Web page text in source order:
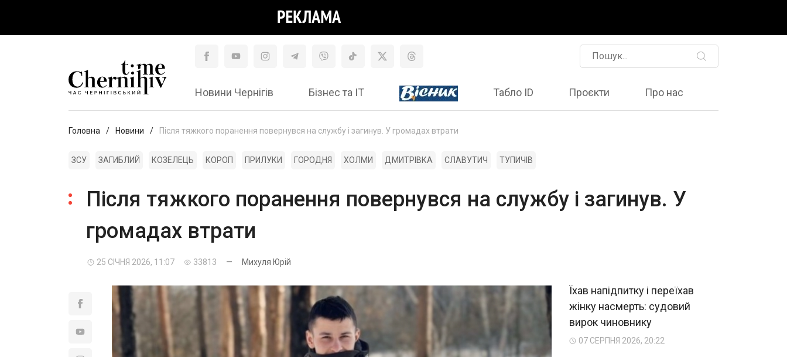
Новини Чернігів Бізнес та ІТ Табло ID Проєкти Про нас
Головна Новини Після тяжкого поранення повернувся на службу і загинув. У громадах втрати
ЗСУ ЗАГИБЛИЙ КОЗЕЛЕЦЬ КОРОП ПРИЛУКИ ГОРОДНЯ ХОЛМИ ДМИТРІВКА СЛАВУТИЧ ТУПИЧІВ
Після тяжкого поранення повернувся на службу і загинув. У
громадах втрати
25 СІЧНЯ 2026, 11:07 33813 — Михуля Юрій
Їхав напідпитку і переїхав
жінку насмерть: судовий
вирок чиновнику
07 СЕРПНЯ 2026, 20:22